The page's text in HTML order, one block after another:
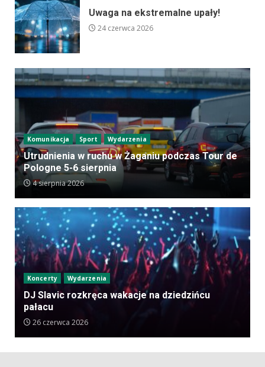
Uwaga na ekstremalne upały!
24 czerwca 2026
Komunikacja Sport Wydarzenia
Utrudnienia w ruchu w Żaganiu podczas Tour de
Pologne 5-6 sierpnia
4 sierpnia 2026
Koncerty Wydarzenia
DJ Slavic rozkręca wakacje na dziedzińcu
pałacu
26 czerwca 2026